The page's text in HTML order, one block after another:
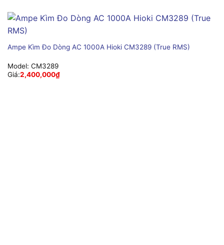
Ampe Kìm Đo Dòng AC 1000A Hioki CM3289 (True RMS)
Model: CM3289
Giá:2,400,000₫